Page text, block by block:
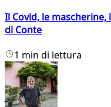
Il Covid, le
di Conte
1 min di lettura